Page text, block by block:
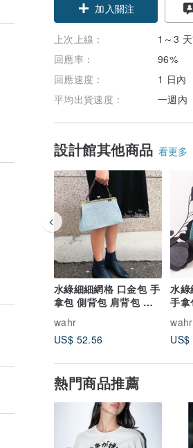
加入關注
上次上線：
1～3
回應率：
96%
回應速度：
1 日內
平均出貨速度：
一週內
設計館其他商品 看更多
水綠細細網格 口金包 手
拿包 側背包 肩背包 隨
身包 編織包
wahr
US$ 52.56
水綠
手
隨
wahr
熱門商品推薦